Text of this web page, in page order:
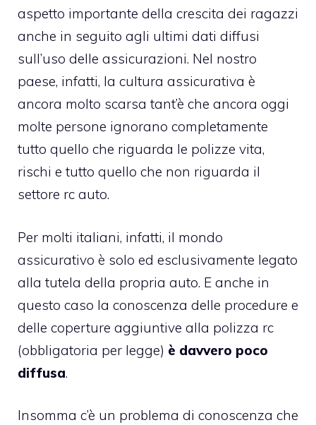
aspetto importante della crescita dei ragazzi
anche in seguito agli ultimi dati diffusi
sull’uso delle assicurazioni. Nel nostro
paese, infatti, la cultura assicurativa è
ancora molto scarsa tant’è che ancora oggi
molte persone ignorano completamente
tutto quello che riguarda le polizze vita,
rischi e tutto quello che non riguarda il
settore rc auto.
Per molti italiani, infatti, il mondo
assicurativo è solo ed esclusivamente legato
alla tutela della propria auto. E anche in
questo caso la conoscenza delle procedure e
delle coperture aggiuntive alla polizza rc
(obbligatoria per legge) è davvero poco
diffusa.
Insomma c’è un problema di conoscenza che